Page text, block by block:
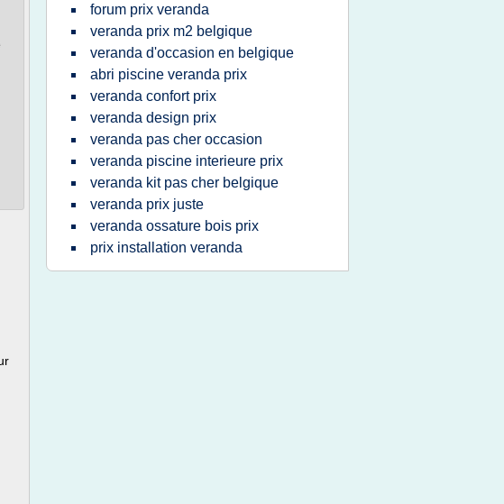
forum prix veranda
veranda prix m2 belgique
veranda d'occasion en belgique
abri piscine veranda prix
veranda confort prix
veranda design prix
veranda pas cher occasion
veranda piscine interieure prix
veranda kit pas cher belgique
veranda prix juste
veranda ossature bois prix
prix installation veranda